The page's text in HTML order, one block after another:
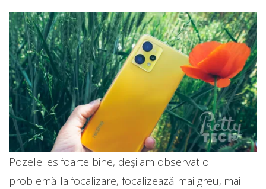
Pozele ies foarte bine, deși am observat o
problemă la focalizare, focalizează mai greu, mai